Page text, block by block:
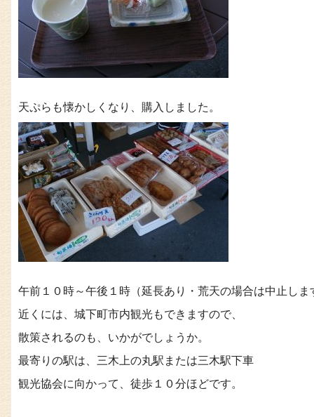
天ぷらも懐かしくなり、購入しました。
午前１０時～午後１時（延長あり・荒天の場合は中止しま
近くには、城下町市内観光もできますので、
散策されるのも、いかがでしょうか。
最寄りの駅は、三木上の丸駅または三木駅下車
観光協会に向かって、徒歩１０分ほどです。